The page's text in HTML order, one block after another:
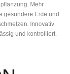
Mehr
gesündere Erde und
Innovativ
und kontrolliert.